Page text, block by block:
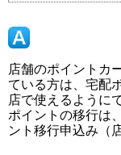
店舗のポイントカ
ている方は、宅配
店で使えるように
ポイントの移行は
ント移行申込み（